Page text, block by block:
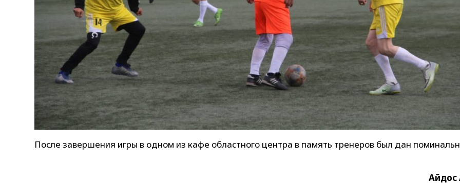
После завершения игры в одном из кафе областного центра в память тренеров был дан
Айдос